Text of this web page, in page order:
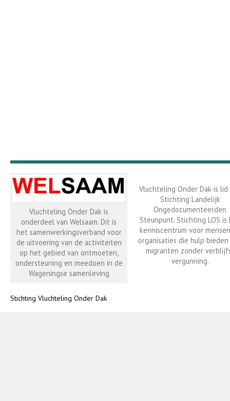
Vluchteling Onder Dak is
onderdeel van Welsaam. Dit is
het samenwerkingsverband voor
de uitvoering van de activiteiten
op het gebied van ontmoeten,
ondersteuning en meedoen in de
Wageningse samenleving
Vluchteling Onder Dak is lid
Stichting Landelijk
Ongedocumenteerden
Steunpunt. Stichting LOS is
kenniscentrum voor
organisaties die hulp bieden
migranten zonder
vergunning.
Stichting Vluchteling Onder Dak